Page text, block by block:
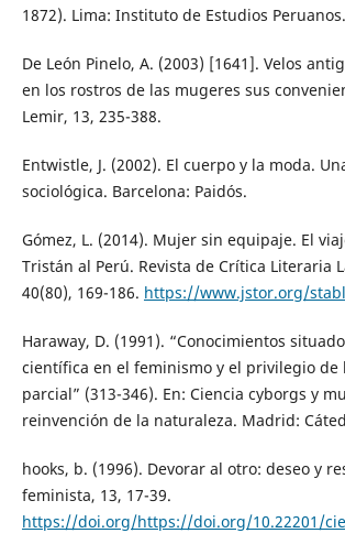
1872). Lima: Instituto de Estudios Peruanos.
De León Pinelo, A. (2003) [1641]. Velos
en los rostros de las mugeres sus
Lemir, 13, 235-388.
Entwistle, J. (2002). El cuerpo y la moda.
sociológica. Barcelona: Paidós.
Gómez, L. (2014). Mujer sin equipaje. El
Tristán al Perú. Revista de Crítica Literaria
40(80), 169-186. https://www.jstor.org/
Haraway, D. (1991). “Conocimientos
científica en el feminismo y el privilegio de
parcial” (313-346). En: Ciencia cyborgs y
reinvención de la naturaleza. Madrid:
hooks, b. (1996). Devorar al otro: deseo y
feminista, 13, 17-39.
https://doi.org/https://doi.org/10.22201/